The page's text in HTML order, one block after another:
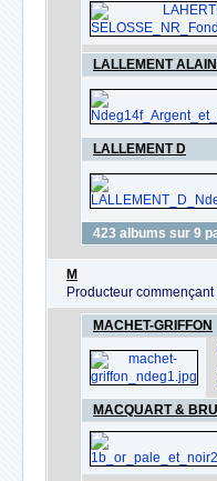
LALLEMENT ALAIN
LALLEMENT D
423 albums sur 9
M
Producteur commençant
MACHET-GRIFFON
MACQUART &